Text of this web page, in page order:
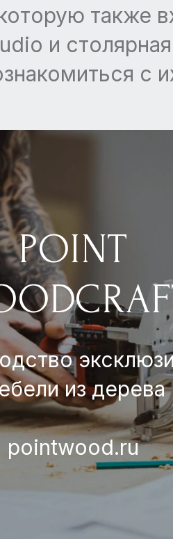
также
и
с
POINT
из дерева
pointwood.ru